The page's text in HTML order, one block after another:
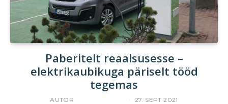
Paberitelt reaalsusesse –
elektrikaubikuga päriselt tööd
tegemas
AUTOR 27. SEPT 2021